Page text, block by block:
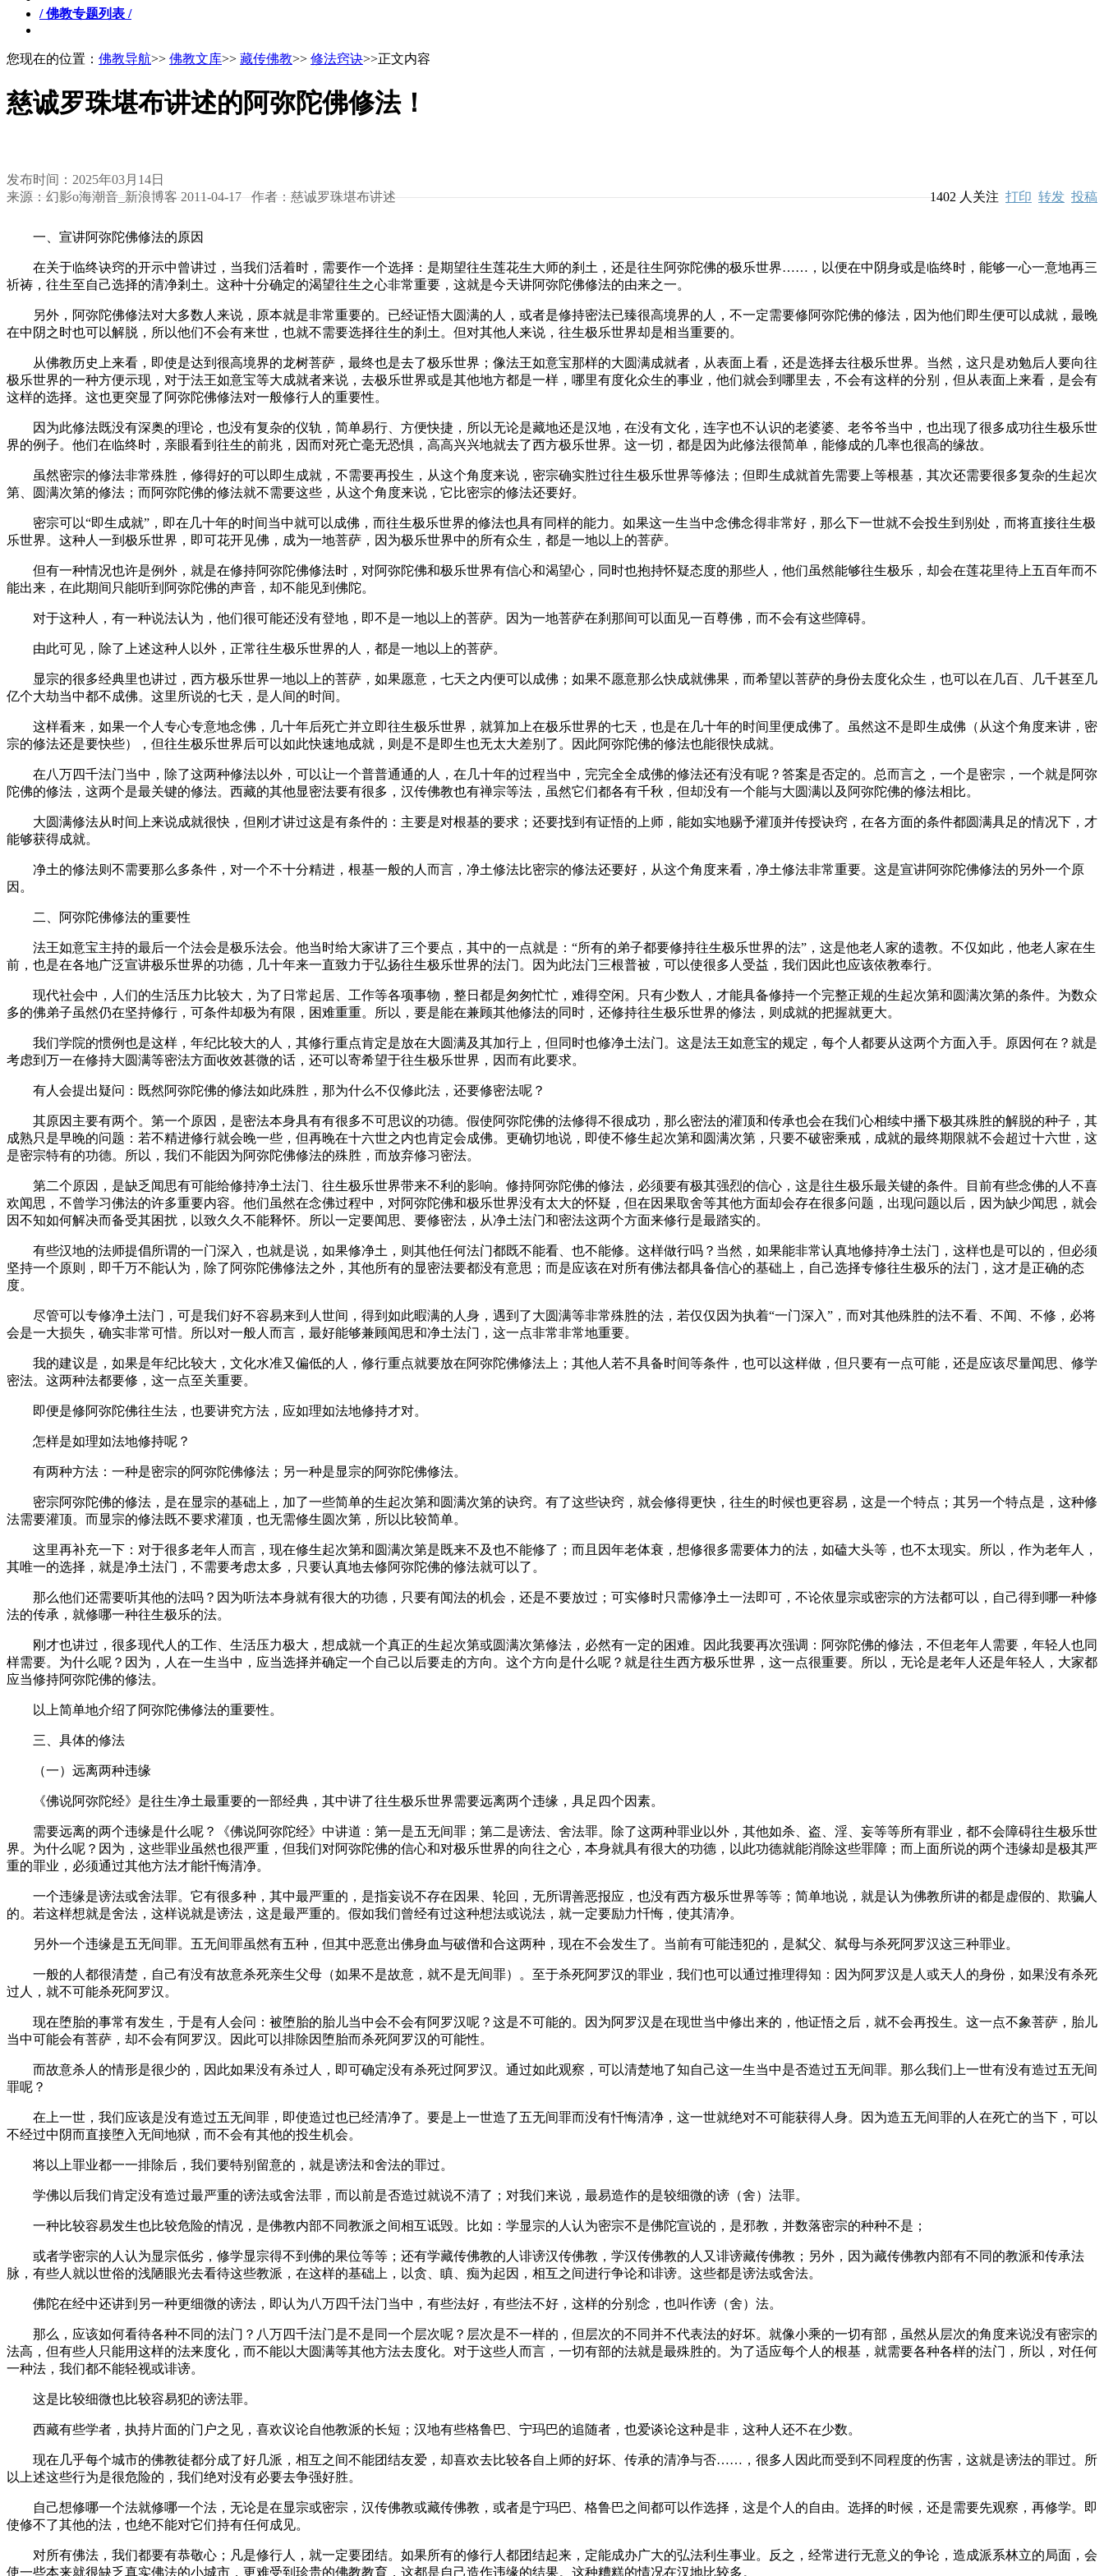
/ 佛教专题列表 /
您现在的位置： 佛教导航>> 佛教文库>> 藏传佛教>> 修法窍诀>>正文内容
慈诚罗珠堪布讲述的阿弥陀佛修法！
发布时间：2025年03月14日
来源：幻影o海潮音_新浪博客 2011-04-17 作者：慈诚罗珠堪布讲述
1402人关注 打印 转发 投稿
一、宣讲阿弥陀佛修法的原因
在关于临终诀窍的开示中曾讲过，当我们活着时，需要作一个选择：是期望往生莲花生大师的刹土，还是往生阿弥陀佛的极乐世界……，以便在中阴身或是临终时，能够一心一意地再三
祈祷，往生至自己选择的清净剎土。这种十分确定的渴望往生之心非常重要，这就是今天讲阿弥陀佛修法的由来之一。
另外，阿弥陀佛修法对大多数人来说，原本就是非常重要的。已经证悟大圆满的人，或者是修持密法已臻很高境界的人，不一定需要修阿弥陀佛的修法，因为他们即生便可以成就，最晚
在中阴之时也可以解脱，所以他们不会有来世，也就不需要选择往生的刹土。但对其他人来说，往生极乐世界却是相当重要的。
从佛教历史上来看，即使是达到很高境界的龙树菩萨，最终也是去了极乐世界；像法王如意宝那样的大圆满成就者，从表面上看，还是选择去往极乐世界。当然，这只是劝勉后人要向往
极乐世界的一种方便示现，对于法王如意宝等大成就者来说，去极乐世界或是其他地方都是一样，哪里有度化众生的事业，他们就会到哪里去，不会有这样的分别，但从表面上来看，是会有
这样的选择。这也更突显了阿弥陀佛修法对一般修行人的重要性。
因为此修法既没有深奥的理论，也没有复杂的仪轨，简单易行、方便快捷，所以无论是藏地还是汉地，在没有文化，连字也不认识的老婆婆、老爷爷当中，也出现了很多成功往生极乐世
界的例子。他们在临终时，亲眼看到往生的前兆，因而对死亡毫无恐惧，高高兴兴地就去了西方极乐世界。这一切，都是因为此修法很简单，能修成的几率也很高的缘故。
虽然密宗的修法非常殊胜，修得好的可以即生成就，不需要再投生，从这个角度来说，密宗确实胜过往生极乐世界等修法；但即生成就首先需要上等根基，其次还需要很多复杂的生起次
第、圆满次第的修法；而阿弥陀佛的修法就不需要这些，从这个角度来说，它比密宗的修法还要好。
密宗可以“即生成就”，即在几十年的时间当中就可以成佛，而往生极乐世界的修法也具有同样的能力。如果这一生当中念佛念得非常好，那么下一世就不会投生到别处，而将直接往生极
乐世界。这种人一到极乐世界，即可花开见佛，成为一地菩萨，因为极乐世界中的所有众生，都是一地以上的菩萨。
但有一种情况也许是例外，就是在修持阿弥陀佛修法时，对阿弥陀佛和极乐世界有信心和渴望心，同时也抱持怀疑态度的那些人，他们虽然能够往生极乐，却会在莲花里待上五百年而不
能出来，在此期间只能听到阿弥陀佛的声音，却不能见到佛陀。
对于这种人，有一种说法认为，他们很可能还没有登地，即不是一地以上的菩萨。因为一地菩萨在刹那间可以面见一百尊佛，而不会有这些障碍。
由此可见，除了上述这种人以外，正常往生极乐世界的人，都是一地以上的菩萨。
显宗的很多经典里也讲过，西方极乐世界一地以上的菩萨，如果愿意，七天之内便可以成佛；如果不愿意那么快成就佛果，而希望以菩萨的身份去度化众生，也可以在几百、几千甚至几
亿个大劫当中都不成佛。这里所说的七天，是人间的时间。
这样看来，如果一个人专心专意地念佛，几十年后死亡并立即往生极乐世界，就算加上在极乐世界的七天，也是在几十年的时间里便成佛了。虽然这不是即生成佛（从这个角度来讲，密
宗的修法还是要快些），但往生极乐世界后可以如此快速地成就，则是不是即生也无太大差别了。因此阿弥陀佛的修法也能很快成就。
在八万四千法门当中，除了这两种修法以外，可以让一个普普通通的人，在几十年的过程当中，完完全全成佛的修法还有没有呢？答案是否定的。总而言之，一个是密宗，一个就是阿弥
陀佛的修法，这两个是最关键的修法。西藏的其他显密法要有很多，汉传佛教也有禅宗等法，虽然它们都各有千秋，但却没有一个能与大圆满以及阿弥陀佛的修法相比。
大圆满修法从时间上来说成就很快，但刚才讲过这是有条件的：主要是对根基的要求；还要找到有证悟的上师，能如实地赐予灌顶并传授诀窍，在各方面的条件都圆满具足的情况下，才
能够获得成就。
净土的修法则不需要那么多条件，对一个不十分精进，根基一般的人而言，净土修法比密宗的修法还要好，从这个角度来看，净土修法非常重要。这是宣讲阿弥陀佛修法的另外一个原
因。
二、阿弥陀佛修法的重要性
法王如意宝主持的最后一个法会是极乐法会。他当时给大家讲了三个要点，其中的一点就是：“所有的弟子都要修持往生极乐世界的法”，这是他老人家的遗教。不仅如此，他老人家在生
前，也是在各地广泛宣讲极乐世界的功德，几十年来一直致力于弘扬往生极乐世界的法门。因为此法门三根普被，可以使很多人受益，我们因此也应该依教奉行。
现代社会中，人们的生活压力比较大，为了日常起居、工作等各项事物，整日都是匆匆忙忙，难得空闲。只有少数人，才能具备修持一个完整正规的生起次第和圆满次第的条件。为数众
多的佛弟子虽然仍在坚持修行，可条件却极为有限，困难重重。所以，要是能在兼顾其他修法的同时，还修持往生极乐世界的修法，则成就的把握就更大。
我们学院的惯例也是这样，年纪比较大的人，其修行重点肯定是放在大圆满及其加行上，但同时也修净土法门。这是法王如意宝的规定，每个人都要从这两个方面入手。原因何在？就是
考虑到万一在修持大圆满等密法方面收效甚微的话，还可以寄希望于往生极乐世界，因而有此要求。
有人会提出疑问：既然阿弥陀佛的修法如此殊胜，那为什么不仅修此法，还要修密法呢？
其原因主要有两个。第一个原因，是密法本身具有有很多不可思议的功德。假使阿弥陀佛的法修得不很成功，那么密法的灌顶和传承也会在我们心相续中播下极其殊胜的解脱的种子，其
成熟只是早晚的问题：若不精进修行就会晚一些，但再晚在十六世之内也肯定会成佛。更确切地说，即使不修生起次第和圆满次第，只要不破密乘戒，成就的最终期限就不会超过十六世，这
是密宗特有的功德。所以，我们不能因为阿弥陀佛修法的殊胜，而放弃修习密法。
第二个原因，是缺乏闻思有可能给修持净土法门、往生极乐世界带来不利的影响。修持阿弥陀佛的修法，必须要有极其强烈的信心，这是往生极乐最关键的条件。目前有些念佛的人不喜
欢闻思，不曾学习佛法的许多重要内容。他们虽然在念佛过程中，对阿弥陀佛和极乐世界没有太大的怀疑，但在因果取舍等其他方面却会存在很多问题，出现问题以后，因为缺少闻思，就会
因不知如何解决而备受其困扰，以致久久不能释怀。所以一定要闻思、要修密法，从净土法门和密法这两个方面来修行是最踏实的。
有些汉地的法师提倡所谓的一门深入，也就是说，如果修净土，则其他任何法门都既不能看、也不能修。这样做行吗？当然，如果能非常认真地修持净土法门，这样也是可以的，但必须
坚持一个原则，即千万不能认为，除了阿弥陀佛修法之外，其他所有的显密法要都没有意思；而是应该在对所有佛法都具备信心的基础上，自己选择专修往生极乐的法门，这才是正确的态
度。
尽管可以专修净土法门，可是我们好不容易来到人世间，得到如此暇满的人身，遇到了大圆满等非常殊胜的法，若仅仅因为执着“一门深入”，而对其他殊胜的法不看、不闻、不修，必将
会是一大损失，确实非常可惜。所以对一般人而言，最好能够兼顾闻思和净土法门，这一点非常非常地重要。
我的建议是，如果是年纪比较大，文化水准又偏低的人，修行重点就要放在阿弥陀佛修法上；其他人若不具备时间等条件，也可以这样做，但只要有一点可能，还是应该尽量闻思、修学
密法。这两种法都要修，这一点至关重要。
即便是修阿弥陀佛往生法，也要讲究方法，应如理如法地修持才对。
怎样是如理如法地修持呢？
有两种方法：一种是密宗的阿弥陀佛修法；另一种是显宗的阿弥陀佛修法。
密宗阿弥陀佛的修法，是在显宗的基础上，加了一些简单的生起次第和圆满次第的诀窍。有了这些诀窍，就会修得更快，往生的时候也更容易，这是一个特点；其另一个特点是，这种修
法需要灌顶。而显宗的修法既不要求灌顶，也无需修生圆次第，所以比较简单。
这里再补充一下：对于很多老年人而言，现在修生起次第和圆满次第是既来不及也不能修了；而且因年老体衰，想修很多需要体力的法，如磕大头等，也不太现实。所以，作为老年人，
其唯一的选择，就是净土法门，不需要考虑太多，只要认真地去修阿弥陀佛的修法就可以了。
那么他们还需要听其他的法吗？因为听法本身就有很大的功德，只要有闻法的机会，还是不要放过；可实修时只需修净土一法即可，不论依显宗或密宗的方法都可以，自己得到哪一种修
法的传承，就修哪一种往生极乐的法。
刚才也讲过，很多现代人的工作、生活压力极大，想成就一个真正的生起次第或圆满次第修法，必然有一定的困难。因此我要再次强调：阿弥陀佛的修法，不但老年人需要，年轻人也同
样需要。为什么呢？因为，人在一生当中，应当选择并确定一个自己以后要走的方向。这个方向是什么呢？就是往生西方极乐世界，这一点很重要。所以，无论是老年人还是年轻人，大家都
应当修持阿弥陀佛的修法。
以上简单地介绍了阿弥陀佛修法的重要性。
三、具体的修法
（一）远离两种违缘
《佛说阿弥陀经》是往生净土最重要的一部经典，其中讲了往生极乐世界需要远离两个违缘，具足四个因素。
需要远离的两个违缘是什么呢？《佛说阿弥陀经》中讲道：第一是五无间罪；第二是谤法、舍法罪。除了这两种罪业以外，其他如杀、盗、淫、妄等等所有罪业，都不会障碍往生极乐世
界。为什么呢？因为，这些罪业虽然也很严重，但我们对阿弥陀佛的信心和对极乐世界的向往之心，本身就具有很大的功德，以此功德就能消除这些罪障；而上面所说的两个违缘却是极其严
重的罪业，必须通过其他方法才能忏悔清净。
一个违缘是谤法或舍法罪。它有很多种，其中最严重的，是指妄说不存在因果、轮回，无所谓善恶报应，也没有西方极乐世界等等；简单地说，就是认为佛教所讲的都是虚假的、欺骗人
的。若这样想就是舍法，这样说就是谤法，这是最严重的。假如我们曾经有过这种想法或说法，就一定要励力忏悔，使其清净。
另外一个违缘是五无间罪。五无间罪虽然有五种，但其中恶意出佛身血与破僧和合这两种，现在不会发生了。当前有可能违犯的，是弑父、弑母与杀死阿罗汉这三种罪业。
一般的人都很清楚，自己有没有故意杀死亲生父母（如果不是故意，就不是无间罪）。至于杀死阿罗汉的罪业，我们也可以通过推理得知：因为阿罗汉是人或天人的身份，如果没有杀死
过人，就不可能杀死阿罗汉。
现在堕胎的事常有发生，于是有人会问：被堕胎的胎儿当中会不会有阿罗汉呢？这是不可能的。因为阿罗汉是在现世当中修出来的，他证悟之后，就不会再投生。这一点不象菩萨，胎儿
当中可能会有菩萨，却不会有阿罗汉。因此可以排除因堕胎而杀死阿罗汉的可能性。
而故意杀人的情形是很少的，因此如果没有杀过人，即可确定没有杀死过阿罗汉。通过如此观察，可以清楚地了知自己这一生当中是否造过五无间罪。那么我们上一世有没有造过五无间
罪呢？
在上一世，我们应该是没有造过五无间罪，即使造过也已经清净了。要是上一世造了五无间罪而没有忏悔清净，这一世就绝对不可能获得人身。因为造五无间罪的人在死亡的当下，可以
不经过中阴而直接堕入无间地狱，而不会有其他的投生机会。
将以上罪业都一一排除后，我们要特别留意的，就是谤法和舍法的罪过。
学佛以后我们肯定没有造过最严重的谤法或舍法罪，而以前是否造过就说不清了；对我们来说，最易造作的是较细微的谤（舍）法罪。
一种比较容易发生也比较危险的情况，是佛教内部不同教派之间相互诋毁。比如：学显宗的人认为密宗不是佛陀宣说的，是邪教，并数落密宗的种种不是；
或者学密宗的人认为显宗低劣，修学显宗得不到佛的果位等等；还有学藏传佛教的人诽谤汉传佛教，学汉传佛教的人又诽谤藏传佛教；另外，因为藏传佛教内部有不同的教派和传承法
脉，有些人就以世俗的浅陋眼光去看待这些教派，在这样的基础上，以贪、瞋、痴为起因，相互之间进行争论和诽谤。这些都是谤法或舍法。
佛陀在经中还讲到另一种更细微的谤法，即认为八万四千法门当中，有些法好，有些法不好，这样的分别念，也叫作谤（舍）法。
那么，应该如何看待各种不同的法门？八万四千法门是不是同一个层次呢？层次是不一样的，但层次的不同并不代表法的好坏。就像小乘的一切有部，虽然从层次的角度来说没有密宗的
法高，但有些人只能用这样的法来度化，而不能以大圆满等其他方法去度化。对于这些人而言，一切有部的法就是最殊胜的。为了适应每个人的根基，就需要各种各样的法门，所以，对任何
一种法，我们都不能轻视或诽谤。
这是比较细微也比较容易犯的谤法罪。
西藏有些学者，执持片面的门户之见，喜欢议论自他教派的长短；汉地有些格鲁巴、宁玛巴的追随者，也爱谈论这种是非，这种人还不在少数。
现在几乎每个城市的佛教徒都分成了好几派，相互之间不能团结友爱，却喜欢去比较各自上师的好坏、传承的清净与否……，很多人因此而受到不同程度的伤害，这就是谤法的罪过。所
以上述这些行为是很危险的，我们绝对没有必要去争强好胜。
自己想修哪一个法就修哪一个法，无论是在显宗或密宗，汉传佛教或藏传佛教，或者是宁玛巴、格鲁巴之间都可以作选择，这是个人的自由。选择的时候，还是需要先观察，再修学。即
使修不了其他的法，也绝不能对它们持有任何成见。
对所有佛法，我们都要有恭敬心；凡是修行人，就一定要团结。如果所有的修行人都团结起来，定能成办广大的弘法利生事业。反之，经常进行无意义的争论，造成派系林立的局面，会
使一些本来就很缺乏真实佛法的小城市，更难受到珍贵的佛教教育，这都是自己造作违缘的结果。这种糟糕的情况在汉地比较多。